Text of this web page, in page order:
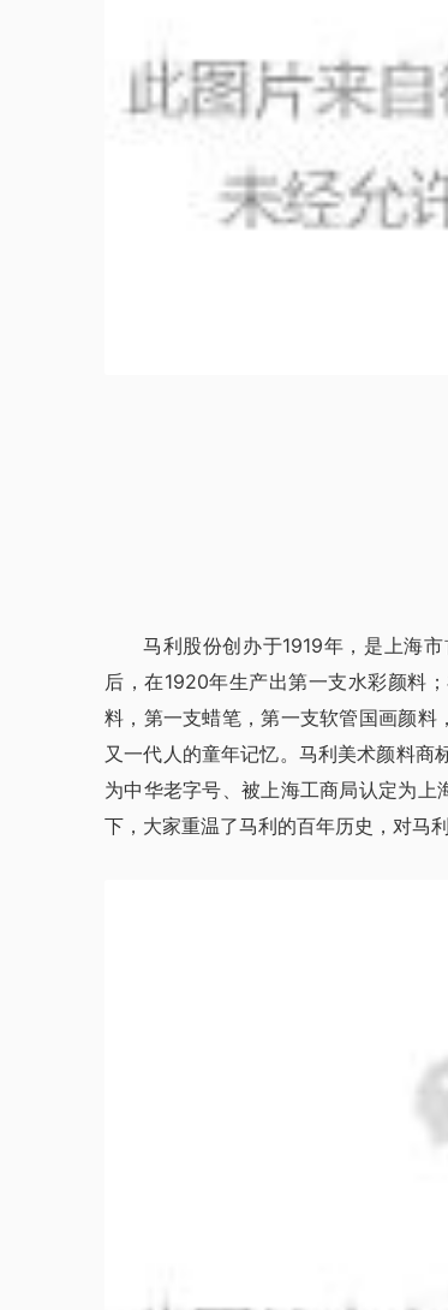
马利股份创办于1919年，是上海
后，在1920年生产出第一支水彩颜料
料，第一支蜡笔，第一支软管国画颜
又一代人的童年记忆。马利美术颜料
为中华老字号、被上海工商局认定为
下，大家重温了马利的百年历史，对马